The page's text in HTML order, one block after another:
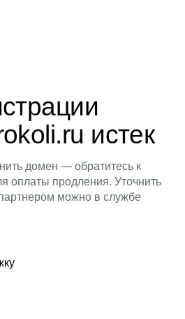
истек
домен — обратитесь к
оплаты продления. Уточнить
можно в службе